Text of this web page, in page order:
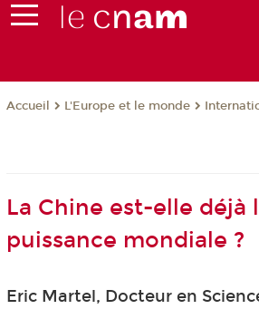
Accueil L'Europe et le monde
La Chine est-elle déjà
puissance mondiale ?
Eric Martel, Docteur en